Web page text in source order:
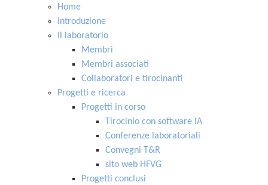
Home
Introduzione
Il laboratorio
Membri
Membri associati
Collaboratori e tirocinanti
Progetti e ricerca
Progetti in corso
Tirocinio con software IA
Conferenze laboratoriali
Convegni T&R
sito web HFVG
Progetti conclusi